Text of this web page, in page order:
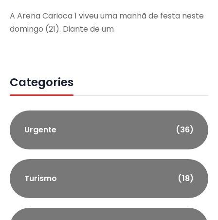
A Arena Carioca 1 viveu uma manhã de festa neste
domingo (21). Diante de um
Categories
Urgente (36)
Turismo (18)